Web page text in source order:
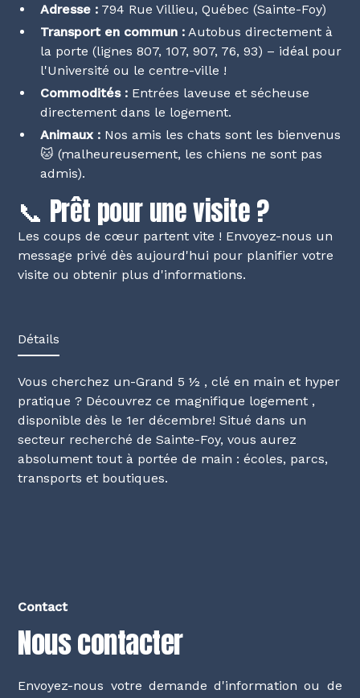
Adresse : 794 Rue Villieu, Québec (Sainte-Foy)
Transport en commun : Autobus directement à
la porte (lignes 807, 107, 907, 76, 93) – idéal pour
l'Université ou le centre-ville !
Commodités : Entrées laveuse et sécheuse
directement dans le logement.
Animaux : Nos amis les chats sont les bienvenus
🐱 (malheureusement, les chiens ne sont pas
admis).
📞 Prêt pour une visite ?
Les coups de cœur partent vite ! Envoyez-nous un
message privé dès aujourd'hui pour planifier votre
visite ou obtenir plus d'informations.
Détails
Vous cherchez un-Grand 5 ½ , clé en main et hyper
pratique ? Découvrez ce magnifique logement ,
disponible dès le 1er décembre! Situé dans un
secteur recherché de Sainte-Foy, vous aurez
absolument tout à portée de main : écoles, parcs,
transports et boutiques.
Contact
Nous contacter
Envoyez-nous votre demande d'information ou de